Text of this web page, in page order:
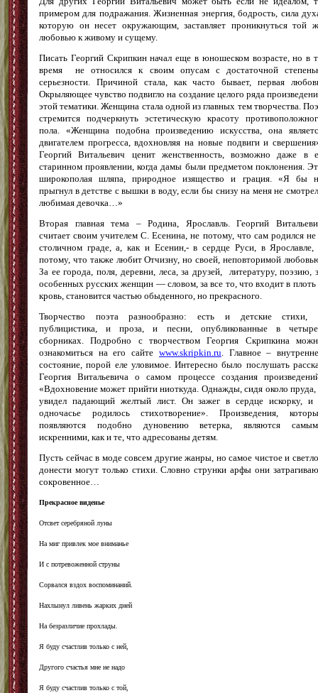
примером для подражания. Жизненная энергия, бодрость, сила
которую он несет окружающим, заставляет проникнуться той
любовью к живому и сущему.
Писать Георгий Скрипкин начал еще в юношеском возрасте, но в
время не относился к своим опусам с достаточной
серьезности. Причиной стала, как часто бывает, первая
Окрыляющее чувство подвигло на создание целого ряда
этой тематики. Женщина стала одной из главных тем творчества.
стремится подчеркнуть эстетическую красоту
пола. «Женщина подобна произведению искусства, она
двигателем прогресса, вдохновляя на новые подвиги и
Георгий Витальевич ценит женственность, возможно даже в
старинном проявлении, когда дамы были предметом поклонения.
широкополая шляпа, природное изящество и грация. «Я бы
прыгнул в детстве с вышки в воду, если бы снизу на меня не
любимая девочка…»
Вторая главная тема – Родина, Ярославль. Георгий
считает своим учителем С. Есенина, не потому, что сам родился не
столичном граде, а, как и Есенин,- в сердце Руси, в Ярославле,
потому, что также любит Отчизну, но своей, неповторимой
За ее города, поля, деревни, леса, за друзей, литературу, поэзию,
особенных русских женщин — словом, за все то, что входит в плоть
кровь, становится частью обыденного, но прекрасного.
Творчество поэта разнообразно: есть и детские стихи,
публицистика, и проза, и песни, опубликованные в
сборниках. Подробно с творчеством Георгия Скрипкина
ознакомиться на его сайте www.skripkin.ru. Главное –
состояние, порой еле уловимое. Интересно было послушать
Георгия Витальевича о самом процессе создания
«Вдохновение может прийти ниоткуда. Однажды, сидя около пруда,
увидел падающий желтый лист. Он зажег в сердце искорку, и
одночасье родилось стихотворение». Произведения,
появляются подобно дуновению ветерка, являются
искренними, как и те, что адресованы детям.
Пусть сейчас в моде совсем другие жанры, но самое чистое и
донести могут только стихи. Словно струнки арфы они
сокровенное…
Прекрасное виденье
Отсвет серебряной луны
На миг привлек мое вниманье
И с потревоженной струны
Сорвался вздох воспоминаний.
Нахлынул ливень жарких дней
На безразличие прохлады.
Я буду счастлив только с ней,
Другого счастья мне не надо
Я буду счастлив только с той,